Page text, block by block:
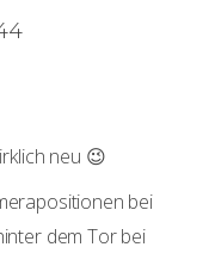
neu 😉
bei
dem Tor bei